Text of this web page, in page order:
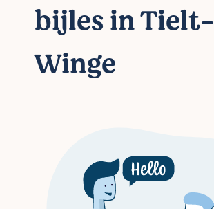
bijles in Tielt-
Winge